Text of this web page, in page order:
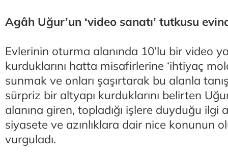
Agâh Uğur’un ‘video sanatı’ tutkusu
Evlerinin oturma alanında 10’lu bir video
kurduklarını hatta misafirlerine ‘ihtiyaç
sunmak ve onları şaşırtarak bu alanla
sürpriz bir altyapı kurduklarını belirten
alanına giren, topladığı işlere duyduğu ilgi
siyasete ve azınlıklara dair nice konunun
vurguladı.